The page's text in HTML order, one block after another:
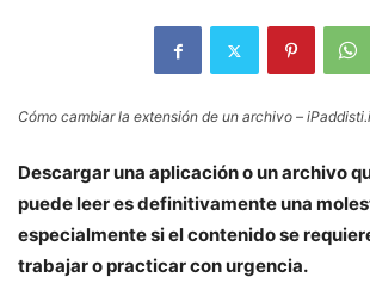
Cómo cambiar la extensión de un archivo –
Descargar una aplicación o un archivo
puede leer es definitivamente una
especialmente si el contenido se
trabajar o practicar con urgencia.